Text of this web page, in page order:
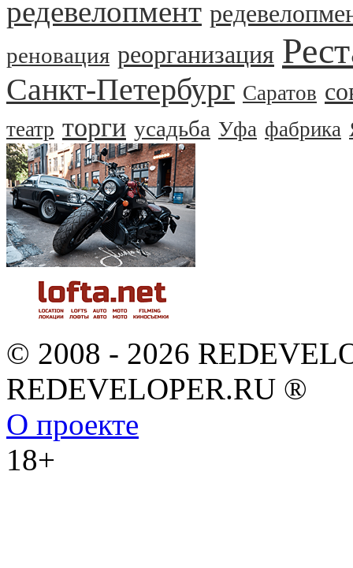
редевелопмент
реновация реорганизация
Санкт-Петербург Саратов
театр торги усадьба Уфа фабрика
© 2008 - 2026
REDEVELOPER.RU ®
О проекте
18+